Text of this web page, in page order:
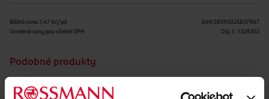
Běžná cena: 1.47 Kč/pd
Uvedené ceny jsou včetně DPH
EAN 08595025837967
Obj. č.: 1328202
Podobné produkty